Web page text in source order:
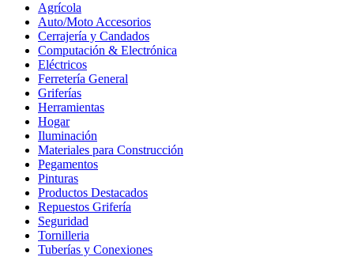
Agrícola
Auto/Moto Accesorios
Cerrajería y Candados
Computación & Electrónica
Eléctricos
Ferretería General
Griferías
Herramientas
Hogar
Iluminación
Materiales para Construcción
Pegamentos
Pinturas
Productos Destacados
Repuestos Grifería
Seguridad
Tornilleria
Tuberías y Conexiones